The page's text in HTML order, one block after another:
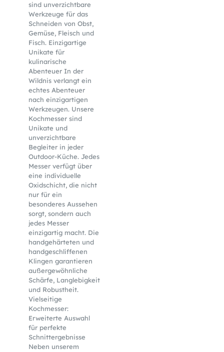
sind unverzichtbare
Werkzeuge für das
Schneiden von Obst,
Gemüse, Fleisch und
Fisch. Einzigartige
Unikate für
kulinarische
Abenteuer In der
Wildnis verlangt ein
echtes Abenteuer
nach einzigartigen
Werkzeugen. Unsere
Kochmesser sind
Unikate und
unverzichtbare
Begleiter in jeder
Outdoor-Küche. Jedes
Messer verfügt über
eine individuelle
Oxidschicht, die nicht
nur für ein
besonderes Aussehen
sorgt, sondern auch
jedes Messer
einzigartig macht. Die
handgehärteten und
handgeschliffenen
Klingen garantieren
außergewöhnliche
Schärfe, Langlebigkeit
und Robustheit.
Vielseitige
Kochmesser:
Erweiterte Auswahl
für perfekte
Schnittergebnisse
Neben unserem